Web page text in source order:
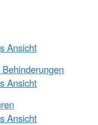
Ansicht
Ansicht
Ansicht